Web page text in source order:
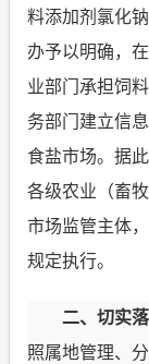
料添加剂氯化
办予以明确，
业部门承担饲
务部门建立信
食盐市场。据
各级农业（畜
市场监管主体
规定执行。
二、切实
照属地管理、